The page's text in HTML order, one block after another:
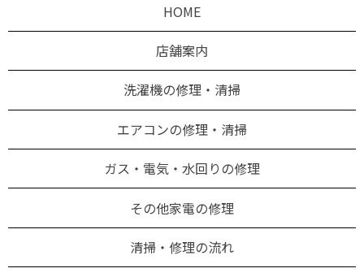
HOME
店舗案内
洗濯機の修理・清掃
エアコンの修理・清掃
ガス・電気・水回りの修理
その他家電の修理
清掃・修理の流れ